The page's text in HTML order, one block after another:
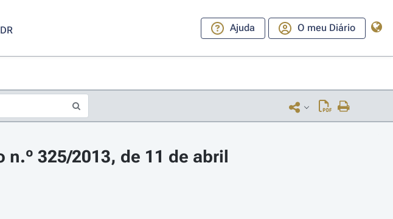
Ajuda O meu Diário
325/2013, de 11 de abril